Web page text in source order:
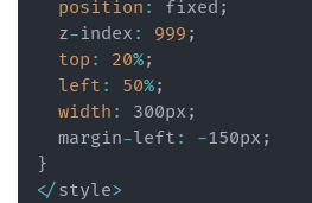
position : fixed ;
  z
-index : 999 ;
top : 20%;
left : 50%;
width : 300px ;
  margin
-left : -150px ;
}
</style>